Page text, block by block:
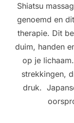
Shiatsu
genoemd en
therapie. Dit
duim, handen
op je
strekkingen,
druk.